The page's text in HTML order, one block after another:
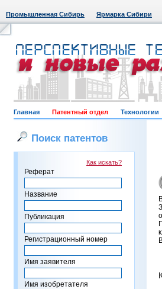
Промышленная Сибирь Ярмарка Сибири
Главная Патентный отдел Технологии
Поиск патентов
Как искать?
Реферат
Название
Публикация
Регистрационный номер
Имя заявителя
Имя изобретателя